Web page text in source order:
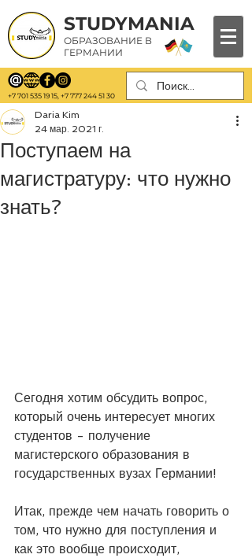
STUDYMANIA
ОБРАЗОВАНИЕ В
ГЕРМАНИИ
+7 701 535 19 15 +7 777 244 51 30
Поступаем на
магистратуру: что нужно
знать?
Daria Kim
24 мар. 2021 г.
Сегодня хотим обсудить вопрос,
который очень интересует многих
студентов - получение
магистерского образования в
государственных вузах Германии!
Итак, прежде чем начать говорить о
том, что нужно для поступления и
как это вообще происходит,